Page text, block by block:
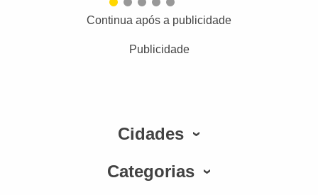
Continua após a publicidade
Publicidade
Cidades
Categorias